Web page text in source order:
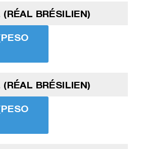
(RÉAL BRÉSILIEN)
(RÉAL BRÉSILIEN)